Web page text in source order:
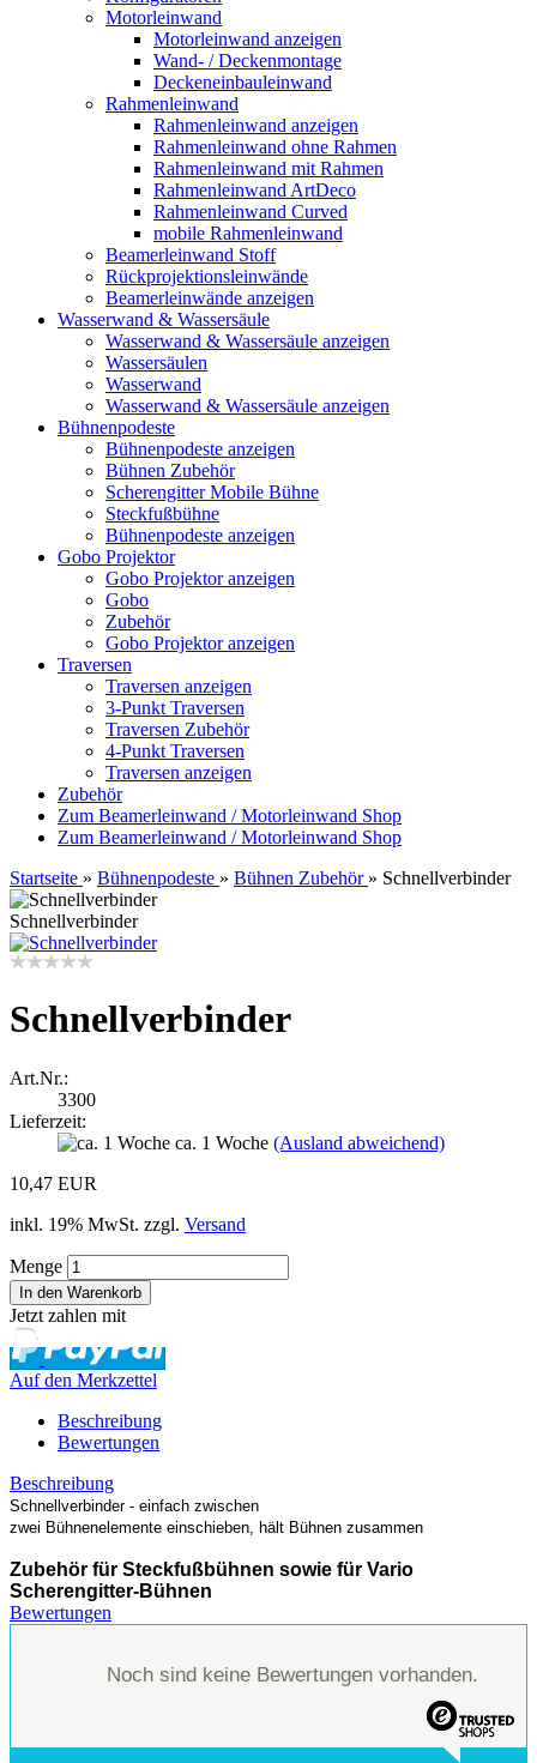
Motorleinwand
Motorleinwand anzeigen
Wand- / Deckenmontage
Deckeneinbauleinwand
Rahmenleinwand
Rahmenleinwand anzeigen
Rahmenleinwand ohne Rahmen
Rahmenleinwand mit Rahmen
Rahmenleinwand ArtDeco
Rahmenleinwand Curved
mobile Rahmenleinwand
Beamerleinwand Stoff
Rückprojektionsleinwände
Beamerleinwände anzeigen
Wasserwand & Wassersäule
Wasserwand & Wassersäule anzeigen
Wassersäulen
Wasserwand
Wasserwand & Wassersäule anzeigen
Bühnenpodeste
Bühnenpodeste anzeigen
Bühnen Zubehör
Scherengitter Mobile Bühne
Steckfußbühne
Bühnenpodeste anzeigen
Gobo Projektor
Gobo Projektor anzeigen
Gobo
Zubehör
Gobo Projektor anzeigen
Traversen
Traversen anzeigen
3-Punkt Traversen
Traversen Zubehör
4-Punkt Traversen
Traversen anzeigen
Zubehör
Zum Beamerleinwand / Motorleinwand Shop
Zum Beamerleinwand / Motorleinwand Shop
Startseite » Bühnenpodeste » Bühnen Zubehör » Schnellverbinder
Schnellverbinder
Schnellverbinder
Art.Nr.:
3300
Lieferzeit:
ca. 1 Woche (Ausland abweichend)
10,47 EUR
inkl. 19% MwSt. zzgl. Versand
Menge
Jetzt zahlen mit
Auf den Merkzettel
Beschreibung
Bewertungen
Beschreibung
Schnellverbinder - einfach zwischen
zwei Bühnenelemente einschieben, hält Bühnen zusammen
Zubehör für Steckfußbühnen sowie für Vario
Scherengitter-Bühnen
Bewertungen
Noch sind keine Bewertungen vorhanden.